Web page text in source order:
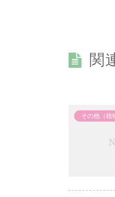
関
その他（植